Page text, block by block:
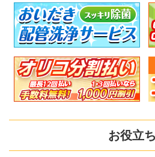
お役立